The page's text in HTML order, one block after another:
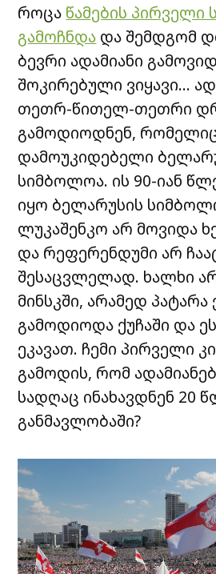
როცა წამების პირველი
გამოჩნდა და შემდგომ
ბევრი ადამიანი
შოკირებული ვიყავი…
თეთრ-წითელ-თეთრი
გამოდიოდნენ,
დამოუკიდებელი
სიმბოლოა. ის 90-იან
იყო ბელარუსის
ლუკაშენკო არ მოვიდა
და რეფერენდუმი არ
შესაცვლელად. ხალხი
მინსკში, არამედ პატარა
გამოდიოდა ქუჩაში და
ეკავათ. ჩემი პირველი
გამოდის, რომ
სადღაც ინახავდნენ 20
განმავლობაში?